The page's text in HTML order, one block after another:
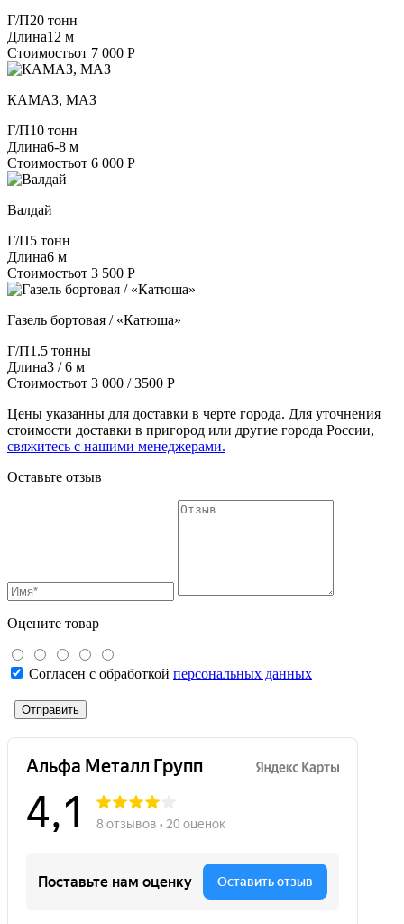
Г/П20 тонн
Длина12 м
Стоимостьот 7 000 Р
КАМАЗ, МАЗ
Г/П10 тонн
Длина6-8 м
Стоимостьот 6 000 Р
Валдай
Г/П5 тонн
Длина6 м
Стоимостьот 3 500 Р
Газель бортовая / «Катюша»
Г/П1.5 тонны
Длина3 / 6 м
Стоимостьот 3 000 / 3500 Р
Цены указанны для доставки в черте города. Для уточнения
стоимости доставки в пригород или другие города России,
свяжитесь с нашими менеджерами.
Оставьте отзыв
Оцените товар
Согласен с обработкой персональных данных
Отправить